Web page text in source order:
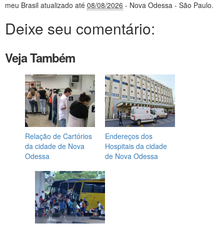
meu Brasil atualizado até 08/08/2026 - Nova Odessa - São Paulo.
Deixe seu comentário:
Veja Também
Relação de Cartórios
da cidade de Nova
Odessa
Endereços dos
Hospitais da cidade
de Nova Odessa